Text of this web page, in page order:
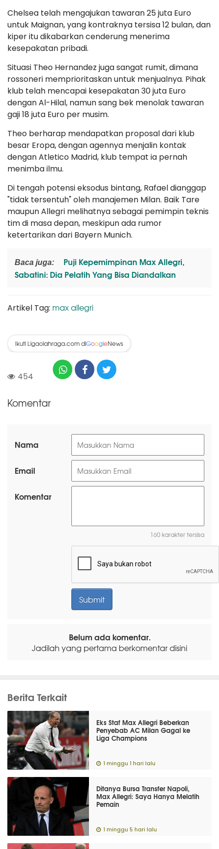
Chelsea telah mengajukan tawaran 25 juta Euro
untuk Maignan, yang kontraknya tersisa 12 bulan, dan
kiper itu dikabarkan cenderung menerima
kesepakatan pribadi.
Situasi Theo Hernandez juga sangat rumit, dimana
rossoneri memprioritaskan untuk menjualnya. Pihak
klub telah mencapai kesepakatan 30 juta Euro
dengan Al-Hilal, namun sang bek menolak tawaran
gaji 18 juta Euro per musim.
Theo berharap mendapatkan proposal dari klub
besar Eropa, dengan agennya menjalin kontak
dengan Atletico Madrid, klub tempat ia pernah
menimba ilmu.
Di tengah potensi eksodus bintang, Rafael dianggap
"tidak tersentuh" oleh manajemen Milan. Baik Tare
maupun Allegri melihatnya sebagai pemimpin teknis
tim di masa depan, meskipun ada rumor
ketertarikan dari Bayern Munich.
Baca juga:
Puji Kepemimpinan Max Allegri,
Sabatini: Dia Pelatih Yang Bisa Diandalkan
Artikel Tag: max allegri
Ikuti Ligaolahraga.com diGoogleNews
454
Komentar
Nama
Email
Komentar
160 karakter tersisa
Belum ada komentar.
Jadilah yang pertama berkomentar disini
Berita Terkait
Eks Staf Max Allegri Beberkan
Penyebab AC Milan Gagal ke
Liga Champions
1 minggu 1 hari lalu
Ditanya Bursa Transfer Napoli,
Max Allegri: Saya Hanya Melatih
Pemain
1 minggu 5 hari lalu